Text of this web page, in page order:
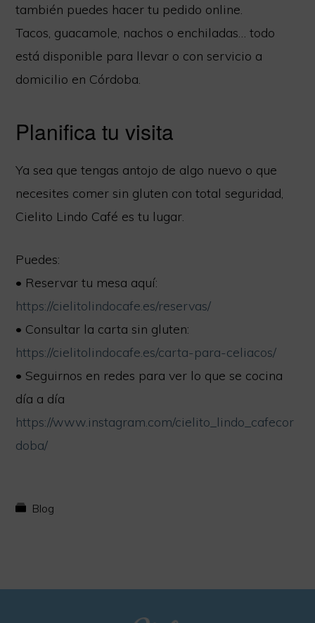
también puedes hacer tu pedido online.
Tacos, guacamole, nachos o enchiladas… todo
está disponible para llevar o con servicio a
domicilio en Córdoba.
Planifica tu visita
Ya sea que tengas antojo de algo nuevo o que
necesites comer sin gluten con total seguridad,
Cielito Lindo Café es tu lugar.
Puedes:
• Reservar tu mesa aquí:
https://cielitolindocafe.es/reservas/
• Consultar la carta sin gluten:
https://cielitolindocafe.es/carta-para-celiacos/
• Seguirnos en redes para ver lo que se cocina
día a día
https://www.instagram.com/cielito_lindo_cafecor
doba/
Blog